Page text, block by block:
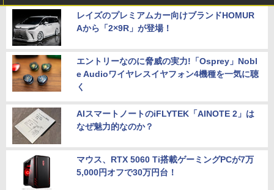
レイズのプレミアムカー向けブランドHOMUR
Aから「2×9R」が登場！
エントリーなのに脅威の実力!「Osprey」Nobl
e Audioワイヤレスイヤフォン4機種を一気に聴
く
AIスマートノートのiFLYTEK「AINOTE 2」は
なぜ魅力的なのか？
マウス、RTX 5060 Ti搭載ゲーミングPCが7万
5,000円オフで30万円台！